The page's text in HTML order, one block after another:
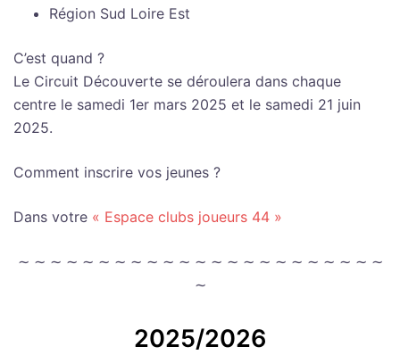
Région Sud Loire Est
C’est quand ?
Le Circuit Découverte se déroulera dans chaque
centre le samedi 1er mars 2025 et le samedi 21 juin
2025.
Comment inscrire vos jeunes ?
Dans votre « Espace clubs joueurs 44 »
∼ ∼ ∼ ∼ ∼ ∼ ∼ ∼ ∼ ∼ ∼ ∼ ∼ ∼ ∼ ∼ ∼ ∼ ∼ ∼ ∼ ∼ ∼
∼
2025/2026